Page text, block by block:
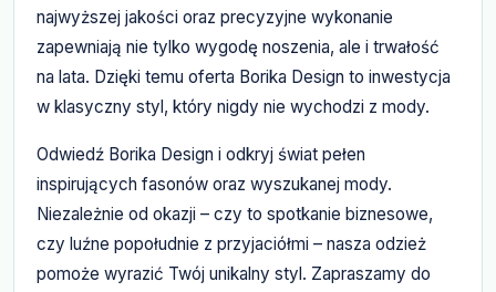
najwyższej jakości oraz precyzyjne wykonanie
zapewniają nie tylko wygodę noszenia, ale i trwałość
na lata. Dzięki temu oferta Borika Design to inwestycja
w klasyczny styl, który nigdy nie wychodzi z mody.
Odwiedź Borika Design i odkryj świat pełen
inspirujących fasonów oraz wyszukanej mody.
Niezależnie od okazji – czy to spotkanie biznesowe,
czy luźne popołudnie z przyjaciółmi – nasza odzież
pomoże wyrazić Twój unikalny styl. Zapraszamy do